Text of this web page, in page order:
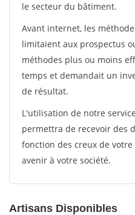
le secteur du bâtiment.
Avant internet, les
limitaient aux prospectus
méthodes plus ou moins
temps et demandait un
de résultat.
L'utilisation de notre
permettra de recevoir des
fonction des creux de
avenir à votre société.
Artisans Disponibles